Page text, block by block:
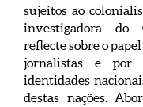
sujeitos ao
investigadora do
reflecte sobre o
jornalistas e por
identidades
destas nações.